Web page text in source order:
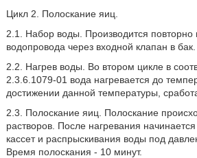
Цикл 2. Полоскание яиц.
2.1. Набор воды. Производится
водопровода через входной клапан в бак.
2.2. Нагрев воды. Во втором цикле в
2.3.6.1079-01 вода нагревается до
достижении данной температуры,
2.3. Полоскание яиц. Полоскание
растворов. После нагревания
кассет и распрыскивания воды под
Время полоскания - 10 минут.